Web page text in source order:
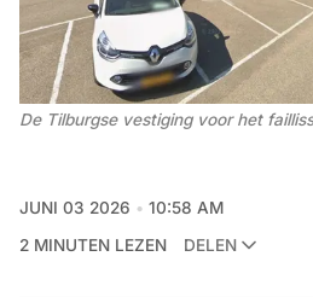
De Tilburgse vestiging voor het
JUNI 03 2026
10:58 AM
2 MINUTEN LEZEN
DELEN